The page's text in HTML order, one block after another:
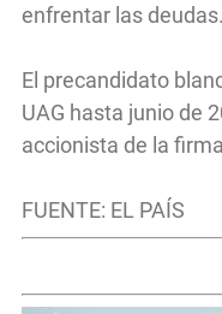
enfrentar las deudas.
El precandidato
UAG hasta junio de
accionista de la
FUENTE: EL PAÍS